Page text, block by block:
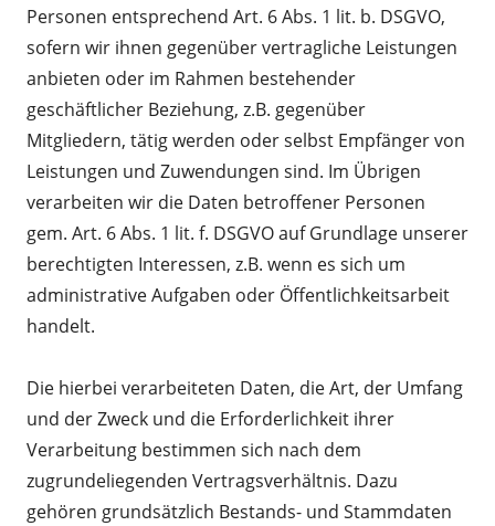
Personen entsprechend Art. 6 Abs. 1 lit. b. DSGVO,
sofern wir ihnen gegenüber vertragliche Leistungen
anbieten oder im Rahmen bestehender
geschäftlicher Beziehung, z.B. gegenüber
Mitgliedern, tätig werden oder selbst Empfänger von
Leistungen und Zuwendungen sind. Im Übrigen
verarbeiten wir die Daten betroffener Personen
gem. Art. 6 Abs. 1 lit. f. DSGVO auf Grundlage unserer
berechtigten Interessen, z.B. wenn es sich um
administrative Aufgaben oder Öffentlichkeitsarbeit
handelt.
Die hierbei verarbeiteten Daten, die Art, der Umfang
und der Zweck und die Erforderlichkeit ihrer
Verarbeitung bestimmen sich nach dem
zugrundeliegenden Vertragsverhältnis. Dazu
gehören grundsätzlich Bestands- und Stammdaten